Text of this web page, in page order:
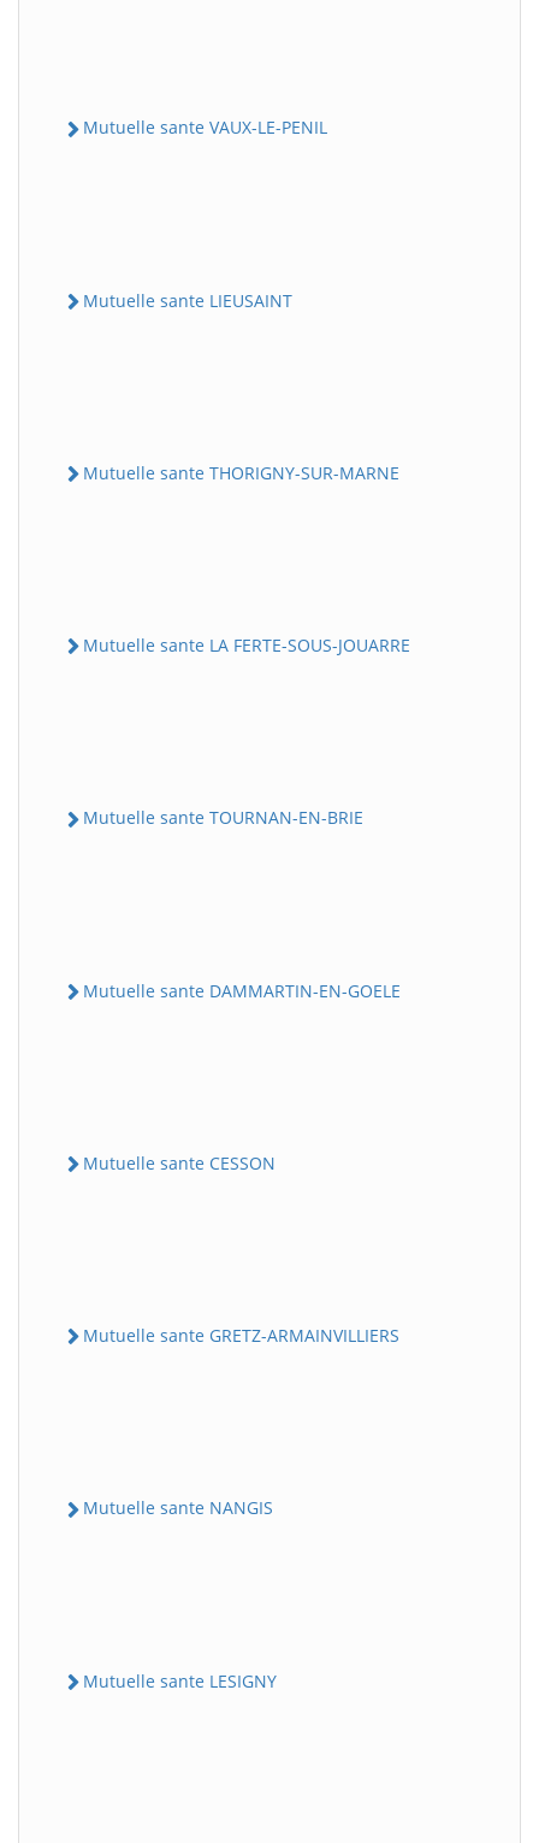
Mutuelle sante VAUX-LE-PENIL
Mutuelle sante LIEUSAINT
Mutuelle sante THORIGNY-SUR-MARNE
Mutuelle sante LA FERTE-SOUS-JOUARRE
Mutuelle sante TOURNAN-EN-BRIE
Mutuelle sante DAMMARTIN-EN-GOELE
Mutuelle sante CESSON
Mutuelle sante GRETZ-ARMAINVILLIERS
Mutuelle sante NANGIS
Mutuelle sante LESIGNY